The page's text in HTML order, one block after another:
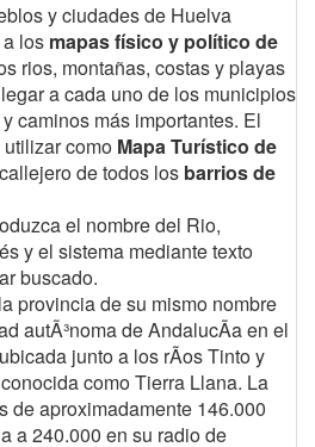
y ciudades de Huelva
los mapas físico y político de
rios, montañas, costas y playas
a cada uno de los municipios
caminos más importantes. El
como Mapa Turístico de
de todos los barrios de
el nombre del Rio,
y el sistema mediante texto
buscado.
provincia de su mismo nombre
autÃ³noma de AndalucÃ­a en el
junto a los rÃ­os Tinto y
como Tierra Llana. La
de aproximadamente 146.000
a 240.000 en su radio de